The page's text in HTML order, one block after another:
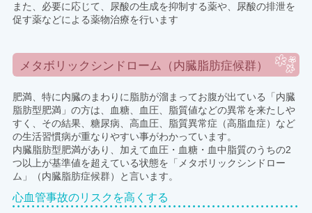
また、必要に応じて、尿酸の生成を抑制する薬や、尿酸の排泄を
促す薬などによる薬物治療を行います
メタボリックシンドローム（内臓脂肪症候群）
肥満、特に内臓のまわりに脂肪が溜まってお腹が出ている「内臓
脂肪型肥満」の方は、血糖、血圧、脂質値などの異常を来たしや
すく、その結果、糖尿病、高血圧、脂質異常症（高脂血症）など
の生活習慣病が重なりやすい事がわかっています。
内臓脂肪型肥満があり、加えて血圧・血糖・血中脂質のうちの2
つ以上が基準値を超えている状態を「メタボリックシンドロー
ム」（内臓脂肪症候群）と言います。
心血管事故のリスクを高くする